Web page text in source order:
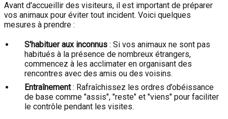
Avant d'accueillir des visiteurs, il est important de préparer
vos animaux pour éviter tout incident. Voici quelques
mesures à prendre :
S'habituer aux inconnus : Si vos animaux ne sont pas
habitués à la présence de nombreux étrangers,
commencez à les acclimater en organisant des
rencontres avec des amis ou des voisins.
Entraînement: Rafraîchissez les ordres d’obéissance
de base comme "assis", "reste" et "viens" pour faciliter
le contrôle pendant les visites.